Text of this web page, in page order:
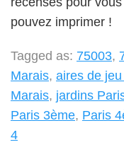
pouvez imprimer !
Tagged as: 75003,
Marais, aires de
Marais, jardins
Paris 3ème, Paris
4